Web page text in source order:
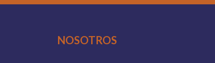
NOSOTROS